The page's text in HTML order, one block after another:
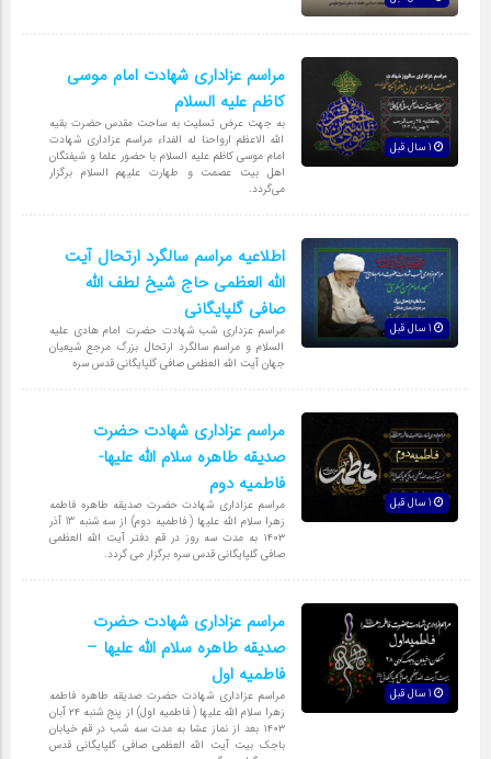
مراسم عزاداری شهادت امام موسی
کاظم علیه السلام
به جهت عرض تسلیت به ساحت مقدس حضرت بقیه
الله الاعظم ارواحنا له الفداء مراسم عزاداری شهادت
امام موسی کاظم علیه السلام با حضور علما و شیفتگان
اهل بیت عصمت و طهارت علیهم السلام برگزار
می‌گردد.
اطلاعیه مراسم سالگرد ارتحال آیت
الله العظمی حاج شیخ لطف الله
صافی گلپایگانی
مراسم عزداری شب شهادت حضرت امام هادی علیه
السلام و مراسم سالگرد ارتحال بزرگ مرجع شیعیان
جهان آیت الله العظمی صافی گلپایگانی قدس سره
مراسم عزاداری شهادت حضرت
صدیقه طاهره سلام الله علیها-
فاطمیه دوم
مراسم عزاداری شهادت حضرت صدیقه طاهره فاطمه
زهرا سلام الله علیها ( فاطمیه دوم) از سه شنبه 13 آذر
۱۴۰۳ به مدت سه روز در قم دفتر آیت الله العظمی
صافی گلپایگانی قدس سره برگزار می گردد.
مراسم عزاداری شهادت حضرت
صدیقه طاهره سلام الله علیها –
فاطمیه اول
مراسم عزاداری شهادت حضرت صدیقه طاهره فاطمه
زهرا سلام الله علیها ( فاطمیه اول) از پنج شنبه ۲۴ آبان
۱۴۰۳ بعد از نماز عشا به مدت سه شب در قم خیابان
باجک بیت آیت الله العظمی صافی گلپایگانی قدس